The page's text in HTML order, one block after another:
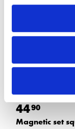
4490
Magnetic set